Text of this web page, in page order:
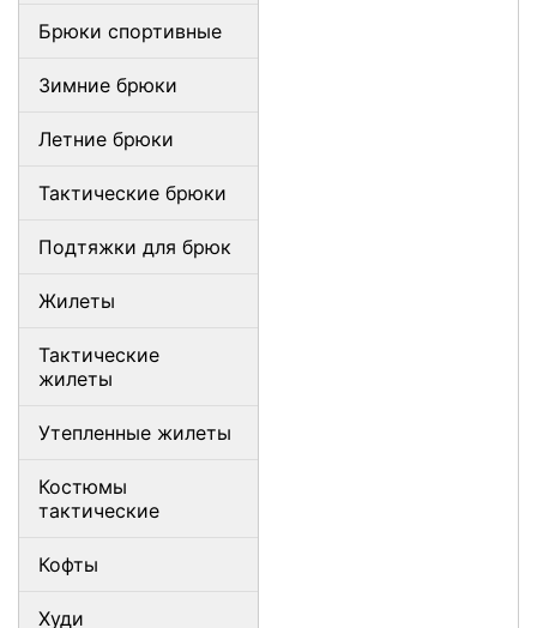
Брюки спортивные
Зимние брюки
Летние брюки
Тактические брюки
Подтяжки для брюк
Жилеты
Тактические
жилеты
Утепленные жилеты
Костюмы
тактические
Кофты
Худи